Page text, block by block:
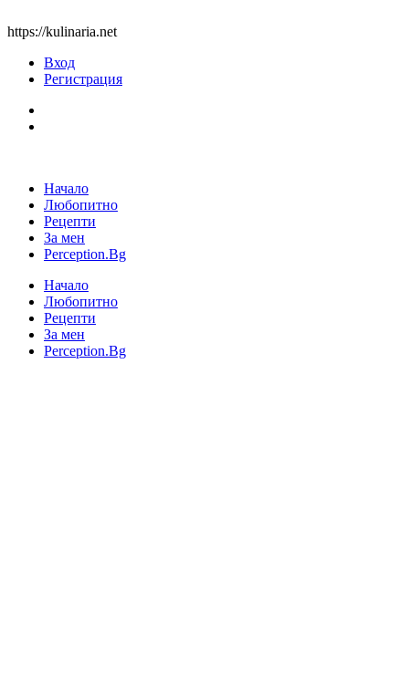
https://kulinaria.net
Вход
Регистрация
Начало
Любопитно
Рецепти
За мен
Perception.Bg
Начало
Любопитно
Рецепти
За мен
Perception.Bg